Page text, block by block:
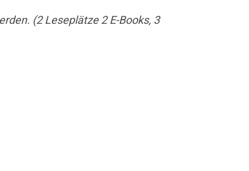
(2 Leseplätze 2 E-Books, 3